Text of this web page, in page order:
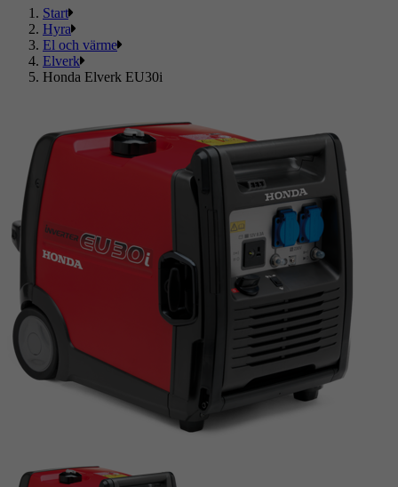
Start
Hyra
El och värme
Elverk
Honda Elverk EU30i